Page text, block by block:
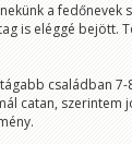
Szerintetek?
warr_b
akkora óriási akciók,
hátha lesz valami.
ezek közül a Jaipur,
sem sokkal nehezebb
a fedőnevek
is eléggé bejött.
családban
catan, szerintem